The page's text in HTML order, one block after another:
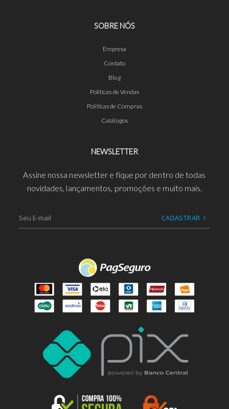
SOBRE NÓS
Empresa
Contato
Blog
Políticas de Vendas
Políticas de Compras
Catálogos
NEWSLETTER
Assine nossa newsletter e fique por dentro de todas
novidades, lançamentos, promoções e muito mais.
CADASTRAR